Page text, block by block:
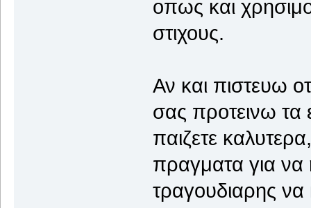
οπως και
στιχους.
Αν και πιστευω
σας προτεινω τα
παιζετε
πραγματα για να
τραγουδιαρης να